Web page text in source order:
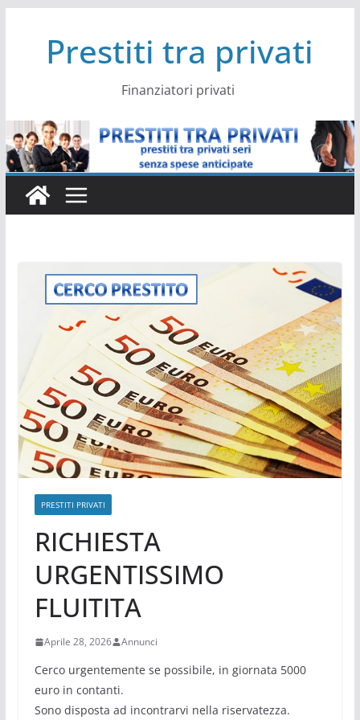
contenutoPrestiti tra privati
Finanziatori privati
PRESTITI PRIVATI
RICHIESTA
URGENTISSIMO
FLUITITA
Aprile 28, 2026 Annunci
Cerco urgentemente se possibile, in giornata 5000
euro in contanti.
Sono disposta ad incontrarvi nella riservatezza.